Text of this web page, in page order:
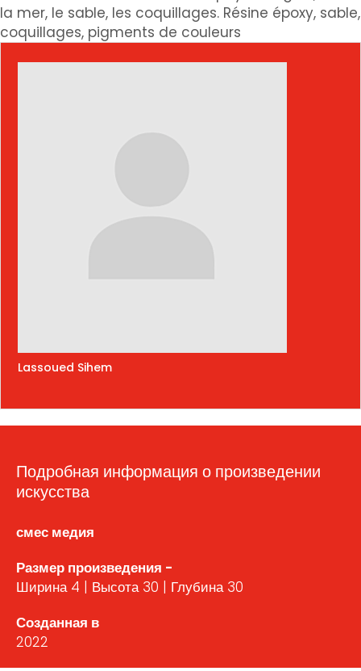
la mer, le sable, les coquillages. Résine époxy, sable,
coquillages, pigments de couleurs
Lassoued Sihem
Подробная информация о произведении
искусства
смес медия
Размер произведения -
Ширина 4 | Высота 30 | Глубина 30
Созданная в
2022